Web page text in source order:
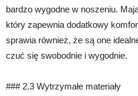
bardzo wygodne w noszeniu.
który zapewnia dodatkowy
sprawia również, że są one
czuć się swobodnie i wygodnie.
### 2.3 Wytrzymałe materiały